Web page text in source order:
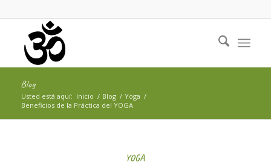
Blog
Usted está aquí: Inicio / Blog / Yoga /
Beneficios de la Práctica del YOGA
YOGA